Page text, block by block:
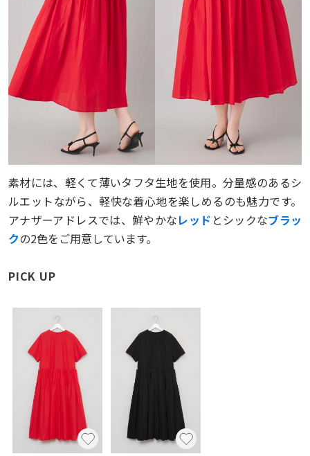
素材には、軽くて薄いタフタ生地を使用。分量感のあるシ
ルエットながら、軽快な着心地を楽しめるのも魅力です。
アナザーアドレスでは、鮮やかなレッド とシックなブラッ
クの2色をご用意しています。
PICK UP